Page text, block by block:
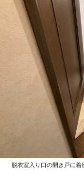
脱衣室入り口の開き戸に